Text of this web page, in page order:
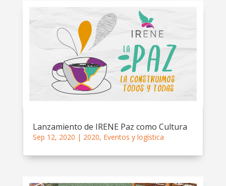
Lanzamiento de IRENE Paz como Cultura
Sep 12, 2020 | 2020, Eventos y logística